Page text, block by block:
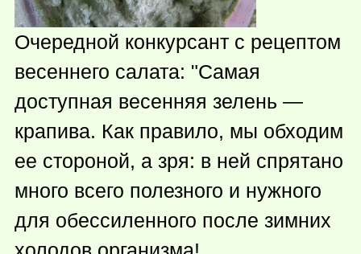
Очередной конкурсант с рецептом
весеннего салата: "Самая
доступная весенняя зелень —
крапива. Как правило, мы обходим
ее стороной, а зря: в ней спрятано
много всего полезного и нужного
для обессиленного после зимних